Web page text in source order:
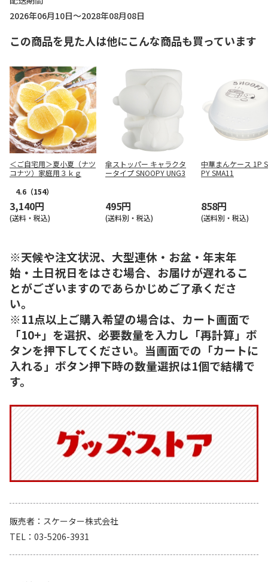
2026年06月10日～2028年08月08日
この商品を見た人は他にこんな商品も買っています
＜ご自宅用＞夏小夏（ナツ
コナツ）家庭用３ｋｇ
4.6 （154）
3,140円
(送料・税込)
傘ストッパー キャラクタ
ータイプ SNOOPY UNG3
495円
(送料別・税込)
中華まんケース 1P
PY SMA11
858円
(送料別・税込)
※天候や注文状況、大型連休・お盆・年末年
始・土日祝日をはさむ場合、お届けが遅れるこ
とがございますのであらかじめご了承くださ
い。
※11点以上ご購入希望の場合は、カート画面で
「10+」を選択、必要数量を入力し「再計算」ボ
タンを押下してください。当画面での「カートに
入れる」ボタン押下時の数量選択は1個で結構で
す。
販売者
スケーター株式会社
TEL
03-5206-3931